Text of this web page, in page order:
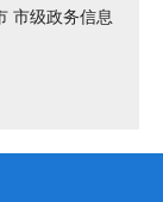
市级政务信息